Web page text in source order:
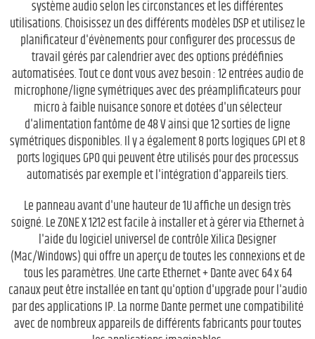
système audio selon les circonstances et les différentes
utilisations. Choisissez un des différents modèles DSP et utilisez le
planificateur d'évènements pour configurer des processus de
travail gérés par calendrier avec des options prédéfinies
automatisées. Tout ce dont vous avez besoin : 12 entrées audio de
microphone/ligne symétriques avec des préamplificateurs pour
micro à faible nuisance sonore et dotées d'un sélecteur
d'alimentation fantôme de 48 V ainsi que 12 sorties de ligne
symétriques disponibles. Il y a également 8 ports logiques GPI et 8
ports logiques GPO qui peuvent être utilisés pour des processus
automatisés par exemple et l'intégration d'appareils tiers.
Le panneau avant d'une hauteur de 1U affiche un design très
soigné. Le ZONE X 1212 est facile à installer et à gérer via Ethernet à
l'aide du logiciel universel de contrôle Xilica Designer
(Mac/Windows) qui offre un aperçu de toutes les connexions et de
tous les paramètres. Une carte Ethernet + Dante avec 64 x 64
canaux peut être installée en tant qu'option d'upgrade pour l'audio
par des applications IP. La norme Dante permet une compatibilité
avec de nombreux appareils de différents fabricants pour toutes